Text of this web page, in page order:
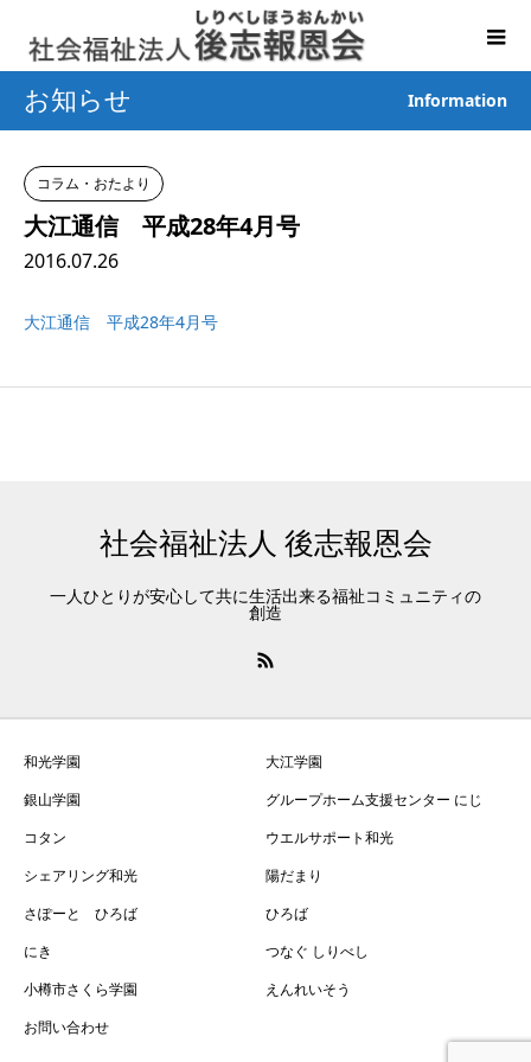
お知らせ Information
コラム・おたより
大江通信 平成28年4月号
2016.07.26
大江通信 平成28年4月号
社会福祉法人 後志報恩会
一人ひとりが安心して共に生活出来る福祉コミュニティの
創造
和光学園
大江学園
銀山学園
グループホーム支援センター にじ
コタン
ウエルサポート和光
シェアリング和光
陽だまり
さぽーと ひろば
ひろば
にき
つなぐ しりべし
小樽市さくら学園
えんれいそう
お問い合わせ